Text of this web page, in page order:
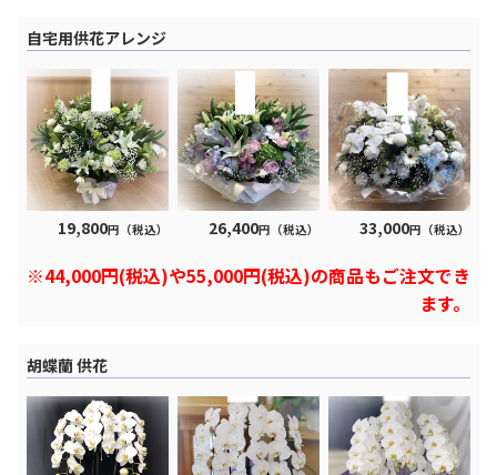
自宅用供花アレンジ
19,800円（税込） 26,400円（税込） 33,000円（税込）
※44,000円(税込)や55,000円(税込)の商品もご注文でき
ます。
胡蝶蘭 供花